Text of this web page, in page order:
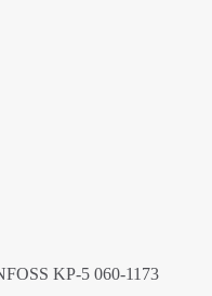
KP-5 060-1173